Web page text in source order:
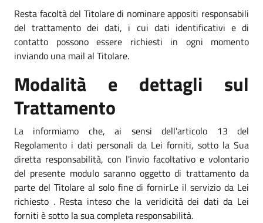
Resta facoltà del Titolare di nominare appositi responsabili
del trattamento dei dati, i cui dati identificativi e di
contatto possono essere richiesti in ogni momento
inviando una mail al Titolare.
Modalità e dettagli sul
Trattamento
La informiamo che, ai sensi dell'articolo 13 del
Regolamento i dati personali da Lei forniti, sotto la Sua
diretta responsabilità, con l'invio facoltativo e volontario
del presente modulo saranno oggetto di trattamento da
parte del Titolare al solo fine di fornirLe il servizio da Lei
richiesto . Resta inteso che la veridicità dei dati da Lei
forniti è sotto la sua completa responsabilità.